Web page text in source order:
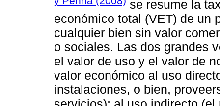
se resume la
económico total (VET) de un
cualquier bien sin valor
o sociales. Las dos grandes
el valor de uso y el valor de
valor económico al uso
instalaciones, o bien,